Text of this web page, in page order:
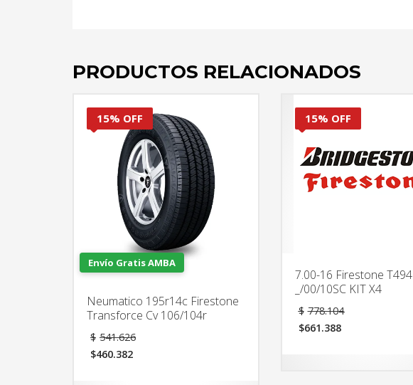
PRODUCTOS RELACIONADOS
15% OFF
Envío Gratis AMBA
Neumatico 195r14c Firestone
Transforce Cv 106/104r
$ 541.626
$460.382
15% OFF
7.00-16 Firestone T494
_/00/10SC KIT X4
$ 778.104
$661.388